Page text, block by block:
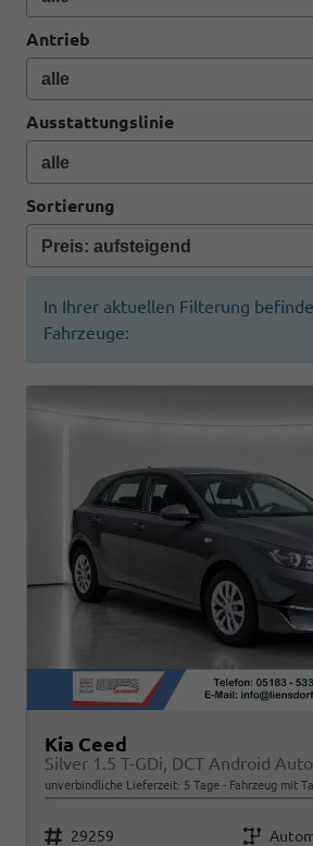
Antrieb
Ausstattungslinie
Sortierung
In Ihrer aktuellen Filterung
Fahrzeuge:
Kia Ceed
unverbindliche Lieferzeit: 5 Tage Fahrzeug mit
Fahrzeugnr. 29259 Getriebe